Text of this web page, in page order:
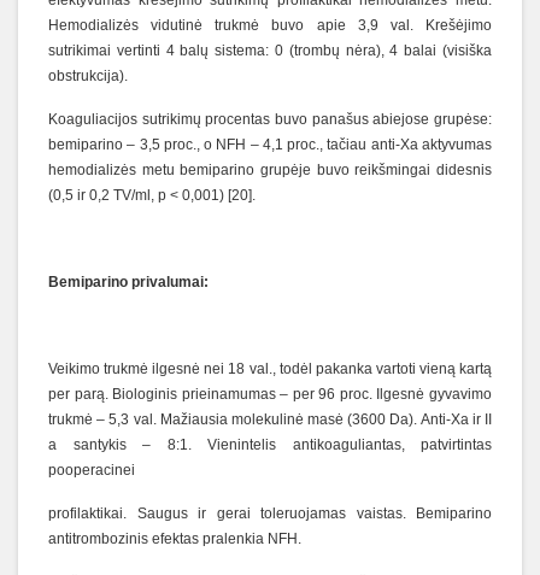
Hemodializės vidutinė trukmė buvo apie 3,9 val. Krešėjimo
sutrikimai vertinti 4 balų sistema: 0 (trombų nėra), 4 balai (visiška
obstrukcija).
Koaguliacijos sutrikimų procentas buvo panašus abiejose grupėse:
bemiparino – 3,5 proc., o NFH – 4,1 proc., tačiau anti-Xa aktyvumas
hemodializės metu bemiparino grupėje buvo reikšmingai didesnis
(0,5 ir 0,2 TV/ml, p < 0,001) [20].
Bemiparino privalumai:
Veikimo trukmė ilgesnė nei 18 val., todėl pakanka vartoti vieną kartą
per parą. Biologinis prieinamumas – per 96 proc. Ilgesnė gyvavimo
trukmė – 5,3 val. Mažiausia molekulinė masė (3600 Da). Anti-Xa ir II
a santykis – 8:1. Vienintelis antikoaguliantas, patvirtintas
pooperacinei
profilaktikai. Saugus ir gerai toleruojamas vaistas. Bemiparino
antitrombozinis efektas pralenkia NFH.